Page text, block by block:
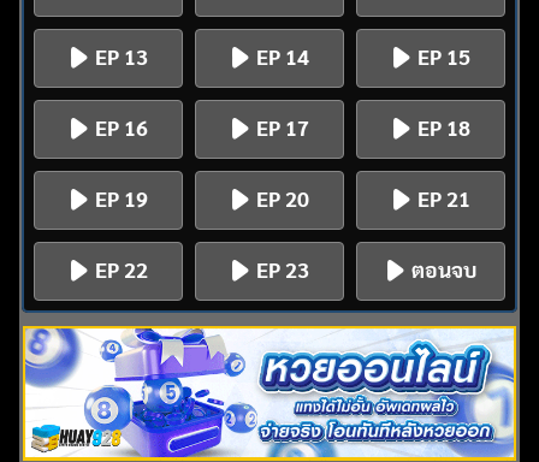
EP 13 EP 14 EP 15
EP 16 EP 17 EP 18
EP 19 EP 20 EP 21
EP 22 EP 23 ตอนจบ